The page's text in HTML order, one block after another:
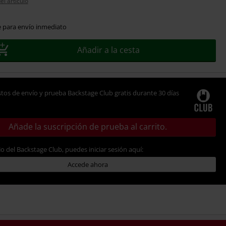
para envío inmediato
Añadir a la cesta
de envío y prueba Backstage Club gratis durante 30 días
Añade la suscripción de prueba al carrito.
del Backstage Club, puedes iniciar sesión aquí:
Accede ahora